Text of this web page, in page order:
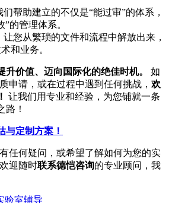
们帮助建立的不仅是“能过审”的体系，
的管理体系。
让您从繁琐的文件和流程中解放出来，
和业务。
升价值、迈向国际化的绝佳时机。
如
申请，或在过程中遇到任何挑战， 欢
让我们用专业和经验，为您铺就一条
路！
与定制方案！
任何疑问，或希望了解如何为您的实
迎随时联系德恺咨询的专业顾问，我
验室辅导